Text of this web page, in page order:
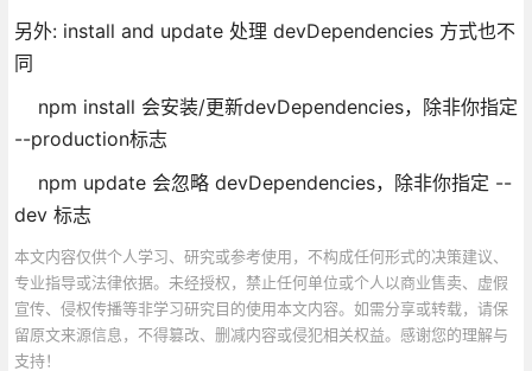
另外: install and update 处理 devDependencies 方式也不
同
npm install 会安装/更新devDependencies，除非你指定
--production标志
npm update 会忽略 devDependencies，除非你指定 --
dev 标志
本文内容仅供个人学习、研究或参考使用，不构成任何形式的决策建议、
专业指导或法律依据。未经授权，禁止任何单位或个人以商业售卖、虚假
宣传、侵权传播等非学习研究目的使用本文内容。如需分享或转载，请保
留原文来源信息，不得篡改、删减内容或侵犯相关权益。感谢您的理解与
支持！